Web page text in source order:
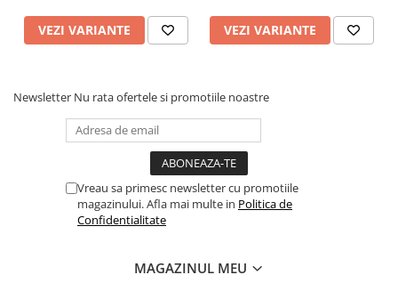
VEZI VARIANTE VEZI VARIANTE
Newsletter Nu rata ofertele si promotiile noastre
Vreau sa primesc newsletter cu promotiile
magazinului. Afla mai multe in Politica de
Confidentialitate
MAGAZINUL MEU